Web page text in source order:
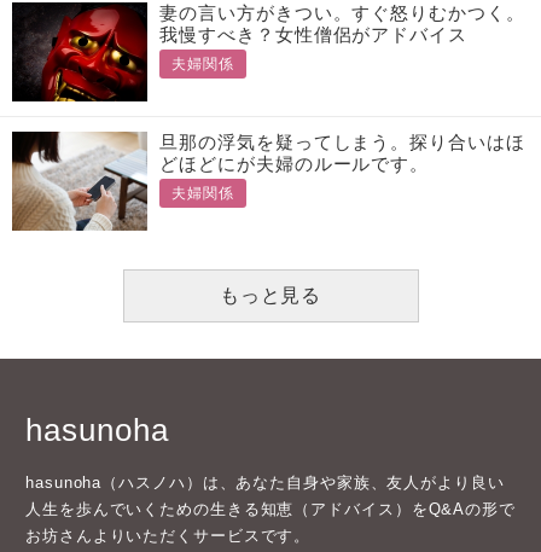
妻の言い方がきつい。すぐ怒りむかつく。
我慢すべき？女性僧侶がアドバイス
夫婦関係
旦那の浮気を疑ってしまう。探り合いはほ
どほどにが夫婦のルールです。
夫婦関係
もっと見る
hasunoha
hasunoha（ハスノハ）は、あなた自身や家族、友人がより良い
人生を歩んでいくための生きる知恵（アドバイス）をQ&Aの形で
お坊さんよりいただくサービスです。